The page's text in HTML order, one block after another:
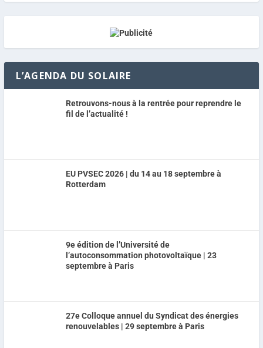
L’AGENDA DU SOLAIRE
Retrouvons-nous à la rentrée pour reprendre le
fil de l’actualité !
EU PVSEC 2026 | du 14 au 18 septembre à
Rotterdam
9e édition de l’Université de
l’autoconsommation photovoltaïque | 23
septembre à Paris
27e Colloque annuel du Syndicat des énergies
renouvelables | 29 septembre à Paris